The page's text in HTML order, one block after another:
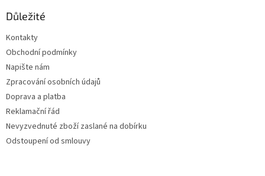
Důležité
Kontakty
Obchodní podmínky
Napište nám
Zpracování osobních údajů
Doprava a platba
Reklamační řád
Nevyzvednuté zboží zaslané na dobírku
Odstoupení od smlouvy